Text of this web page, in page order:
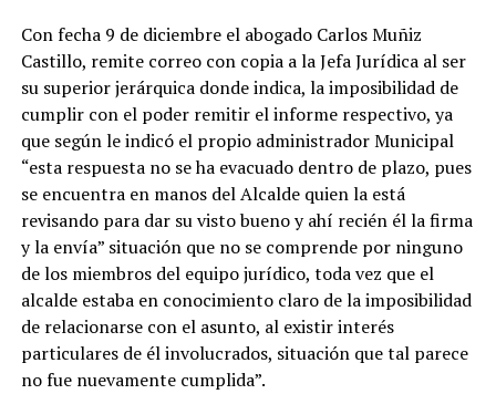
Con fecha 9 de diciembre el abogado Carlos Muñiz
Castillo, remite correo con copia a la Jefa Jurídica al ser
su superior jerárquica donde indica, la imposibilidad de
cumplir con el poder remitir el informe respectivo, ya
que según le indicó el propio administrador Municipal
“esta respuesta no se ha evacuado dentro de plazo, pues
se encuentra en manos del Alcalde quien la está
revisando para dar su visto bueno y ahí recién él la firma
y la envía” situación que no se comprende por ninguno
de los miembros del equipo jurídico, toda vez que el
alcalde estaba en conocimiento claro de la imposibilidad
de relacionarse con el asunto, al existir interés
particulares de él involucrados, situación que tal parece
no fue nuevamente cumplida”.